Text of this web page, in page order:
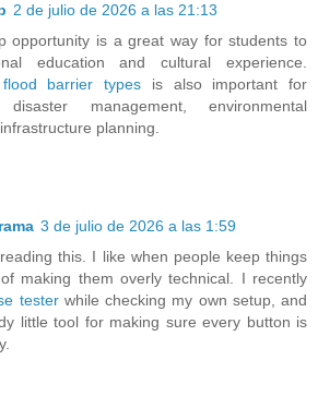
2 de julio de 2026 a las 21:13
opportunity is a great way for students to
education and cultural experience.
flood barrier types is also important for
disaster management, environmental
planning.
3 de julio de 2026 a las 1:59
this. I like when people keep things
making them overly technical. I recently
testerwhile checking my own setup, and
little tool for making sure every button is